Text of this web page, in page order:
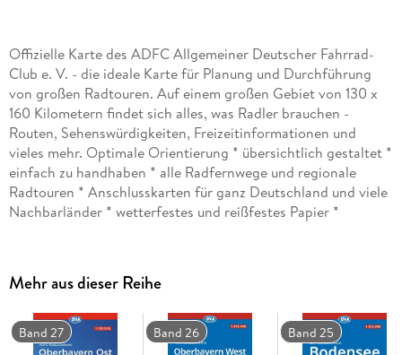
Offizielle Karte des ADFC Allgemeiner Deutscher Fahrrad-
Club e. V. - die ideale Karte für Planung und Durchführung
von großen Radtouren. Auf einem großen Gebiet von 130 x
160 Kilometern findet sich alles, was Radler brauchen -
Routen, Sehenswürdigkeiten, Freizeitinformationen und
vieles mehr. Optimale Orientierung * übersichtlich gestaltet *
einfach zu handhaben * alle Radfernwege und regionale
Radtouren * Anschlusskarten für ganz Deutschland und viele
Nachbarländer * wetterfestes und reißfestes Papier *
Mehr aus dieser Reihe
Band 27 Band 26 Band 25